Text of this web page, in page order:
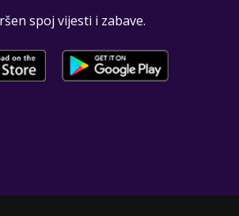
spoj vijesti i zabave.